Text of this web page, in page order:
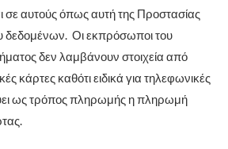
σε αυτούς όπως αυτή της Προστασίας
Οι εκπρόσωποι του
δεν λαμβάνουν στοιχεία από
κάρτες καθότι ειδικά για τηλεφωνικές
ως τρόπος πληρωμής η πληρωμή